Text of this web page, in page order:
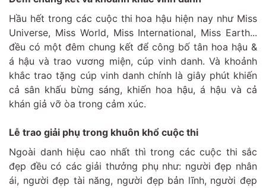
Hầu hết trong các cuộc thi hoa hậu hiện nay như Miss
Universe, Miss World, Miss International, Miss Earth...
đều có một đêm chung kết để công bố tân hoa hậu &
á hậu và trao vương miện, cúp vinh danh. Và khoảnh
khắc trao tặng cúp vinh danh chính là giây phút khiến
cả sân khấu bừng sáng, khiến hoa hậu, á hậu và cả
khán giả vỡ òa trong cảm xúc.
Lễ trao giải phụ trong khuôn khổ cuộc thi
Ngoài danh hiệu cao nhất thì trong các cuộc thi sắc
đẹp đều có các giải thưởng phụ như: người đẹp nhân
ái, người đẹp tài năng, người đẹp bản lĩnh, người đẹp